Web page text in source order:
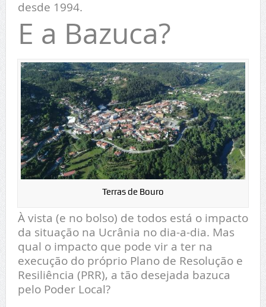
desde 1994.
E a Bazuca?
Terras de Bouro
À vista (e no bolso) de todos está o impacto
da situação na Ucrânia no dia-a-dia. Mas
qual o impacto que pode vir a ter na
execução do próprio Plano de Resolução e
Resiliência (PRR), a tão desejada bazuca
pelo Poder Local?